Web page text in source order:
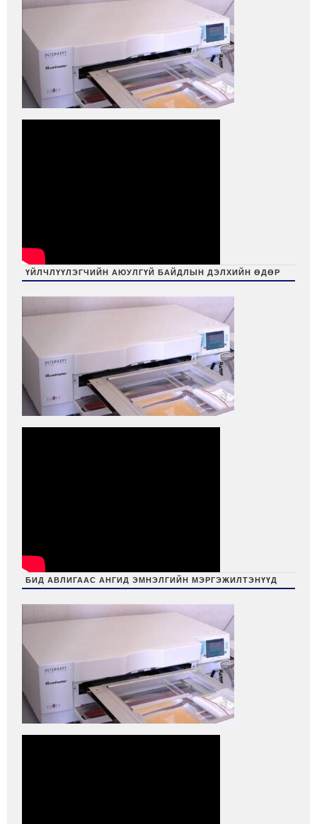
ҮЙЛЧЛҮҮЛЭГЧИЙН АЮУЛГҮЙ БАЙДЛЫН ДЭЛХИЙН ӨДӨР
БИД АВЛИГААС АНГИД ЭМНЭЛГИЙН МЭРГЭЖИЛТЭНҮҮД